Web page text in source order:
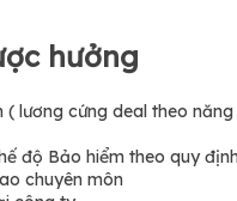
hưởng
( lương cứng deal theo
độ Bảo hiểm theo quy
chuyên môn